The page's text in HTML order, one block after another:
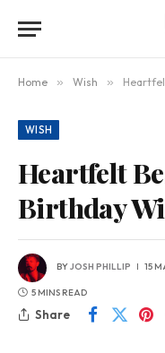
Home » Wish »
WISH
Heartfelt
Birthday
BYJOSH PHILLIP 15
5 MINS READ
Share